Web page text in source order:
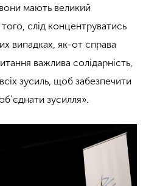
мають великий
слід концентруватись
випадках, як-от справа
важлива солідарність,
зусиль, щоб забезпечити
зусилля».